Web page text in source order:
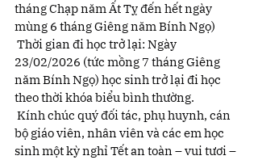
tháng Chạp năm Ất Tỵ đến hết ngày
mùng 6 tháng Giêng năm Bính Ngọ)
Thời gian đi học trở lại: Ngày
23/02/2026 (tức mồng 7 tháng Giêng
năm Bính Ngọ) học sinh trở lại đi học
theo thời khóa biểu bình thường.
Kính chúc quý đối tác, phụ huynh, cán
bộ giáo viên, nhân viên và các em học
sinh một kỳ nghỉ Tết an toàn – vui tươi –